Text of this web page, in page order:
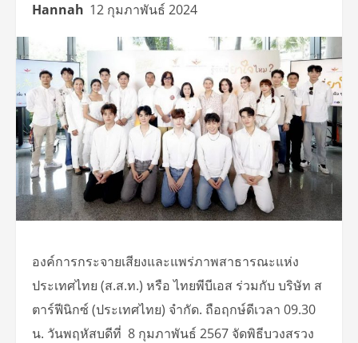
Hannah 12 กุมภาพันธ์ 2024
องค์การกระจายเสียงและแพร่ภาพสาธารณะแห่ง
ประเทศไทย (ส.ส.ท.) หรือ ไทยพีบีเอส ร่วมกับ บริษัท ส
ตาร์ฟีนิกซ์ (ประเทศไทย) จำกัด. ถือฤกษ์ดีเวลา 09.30
น. วันพฤหัสบดีที่ 8 กุมภาพันธ์ 2567 จัดพิธีบวงสรวง